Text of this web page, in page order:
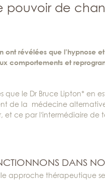
pouvoir de
révélées que l’hypnose
comportements et
que le Dr Bruce Lipton* en
de la médecine
ce par l’intermédiaire de
DANS
approche thérapeutique